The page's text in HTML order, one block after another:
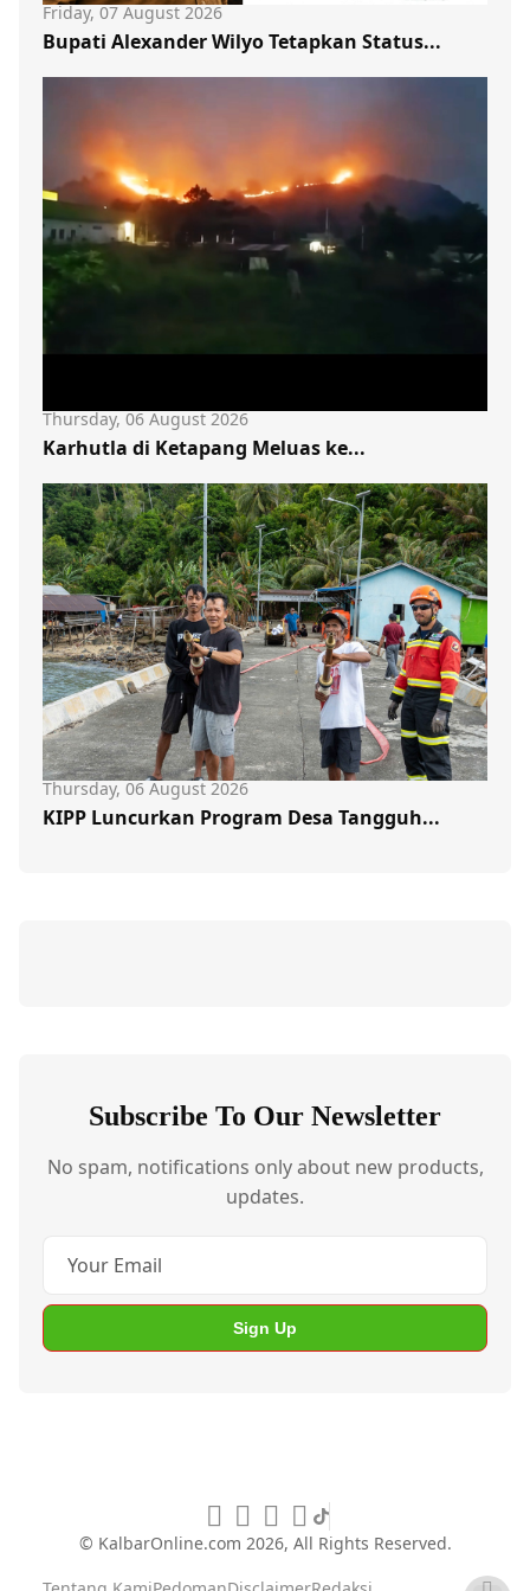
Friday, 07 August 2026
Bupati Alexander Wilyo Tetapkan Status...
Thursday, 06 August 2026
Karhutla di Ketapang Meluas ke...
Thursday, 06 August 2026
KIPP Luncurkan Program Desa Tangguh...
Subscribe To Our Newsletter
No spam, notifications only about new products,
updates.
Sign Up
© KalbarOnline.com 2026, All Rights Reserved.